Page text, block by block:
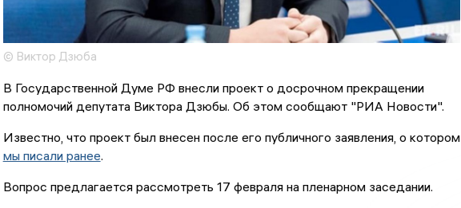
© Виктор Дзюба
В Государственной Думе РФ внесли проект о досрочном прекращении
полномочий депутата Виктора Дзюбы. Об этом сообщают "РИА Новости".
Известно, что проект был внесен после его публичного заявления, о котором
мы писали ранее.
Вопрос предлагается рассмотреть 17 февраля на пленарном заседании.